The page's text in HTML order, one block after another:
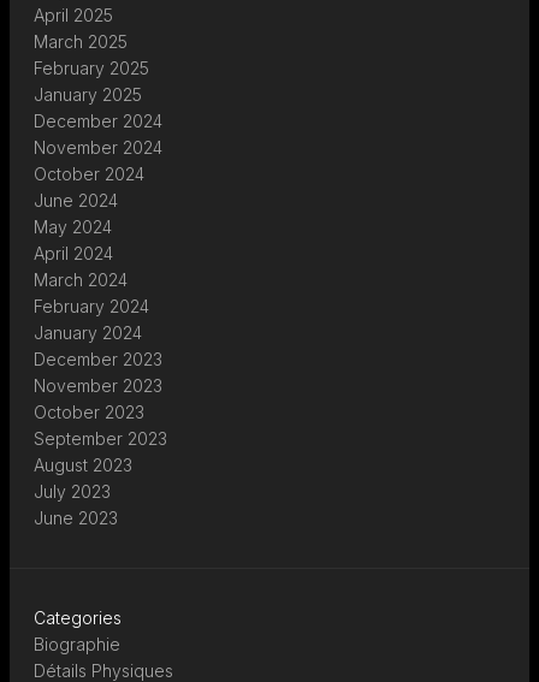
April 2025
March 2025
February 2025
January 2025
December 2024
November 2024
October 2024
June 2024
May 2024
April 2024
March 2024
February 2024
January 2024
December 2023
November 2023
October 2023
September 2023
August 2023
July 2023
June 2023
Categories
Biographie
Détails Physiques